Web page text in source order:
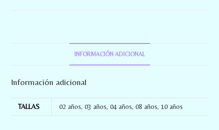
INFORMACIÓN ADICIONAL
Información adicional
TALLAS 02 años,03 años,04 años,08 años,10 años